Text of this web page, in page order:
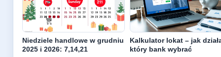
Niedziele handlowe w grudniu
2025 i 2026: 7,14,21
Kalkulator lokat – jak
który bank wybrać